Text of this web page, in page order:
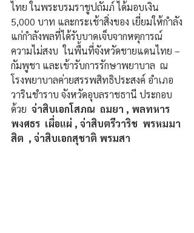
ไทย ในพระบรมราชูปถัมภ์ ได้มอบเงิน
5,000 บาท และกระเช้าสิ่งของ เยี่ยมให้กำลัง
แก่กำลังพลที่ได้รับบาดเจ็บจากหตุการณ์
ความไม่สงบ  ในพื้นที่จังหวัดชายแดนไทย –
กัมพูชา และเข้ารับการรักษาพยาบาล  ณ
โรงพยาบาลค่ายสรรพสิทธิประสงค์ อำเภอ
วารินชำราบ จังหวัดอุบลราชธานี ประกอบ
ด้วย จ่าสิบเอกโสภณ  ถมยา , พลทหาร
พงศธร  เผื่อแผ่ , จ่าสิบตรีวาริช  พรหมมา
สิต  , จ่าสิบเอกสุชาติ พรมสา